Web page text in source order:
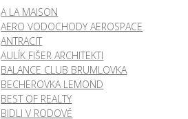
A LA MAISON
AERO VODOCHODY AEROSPACE
ANTRACIT
AULÍK FIŠER ARCHITEKTI
BALANCE CLUB BRUMLOVKA
BECHEROVKA LEMOND
BEST OF REALTY
BIDLI V RODOVĚ